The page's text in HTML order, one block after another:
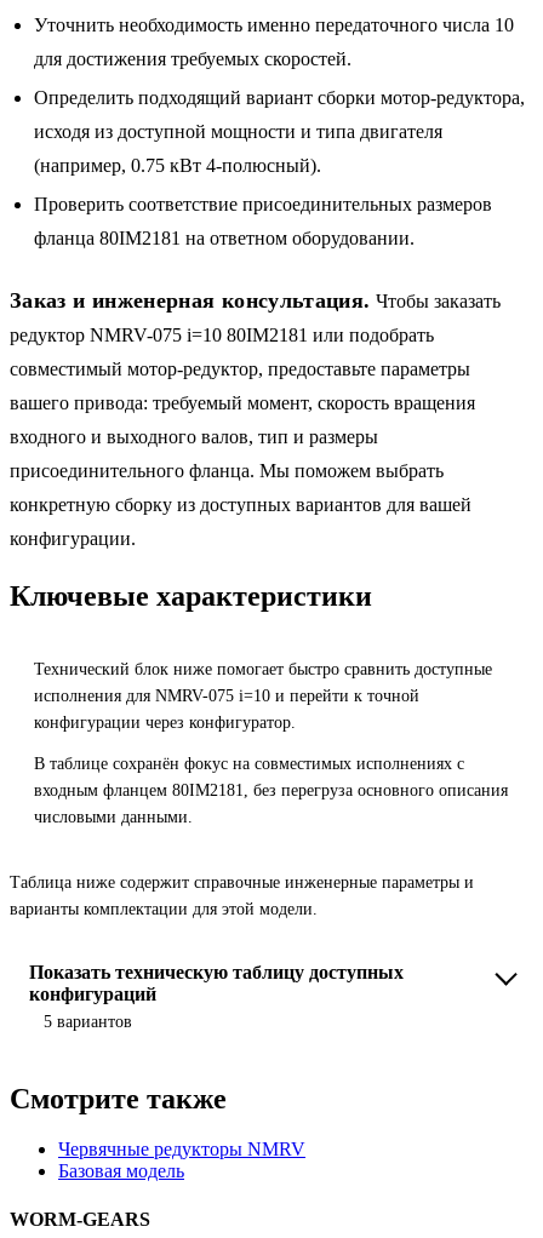
Уточнить необходимость именно передаточного числа 10
для достижения требуемых скоростей.
Определить подходящий вариант сборки мотор-редуктора,
исходя из доступной мощности и типа двигателя
(например, 0.75 кВт 4-полюсный).
Проверить соответствие присоединительных размеров
фланца 80IM2181 на ответном оборудовании.
Заказ и инженерная консультация. Чтобы заказать
редуктор NMRV-075 i=10 80IM2181 или подобрать
совместимый мотор-редуктор, предоставьте параметры
вашего привода: требуемый момент, скорость вращения
входного и выходного валов, тип и размеры
присоединительного фланца. Мы поможем выбрать
конкретную сборку из доступных вариантов для вашей
конфигурации.
Ключевые характеристики
Технический блок ниже помогает быстро сравнить доступные
исполнения для NMRV-075 i=10 и перейти к точной
конфигурации через конфигуратор.
В таблице сохранён фокус на совместимых исполнениях с
входным фланцем 80IM2181, без перегруза основного описания
числовыми данными.
Таблица ниже содержит справочные инженерные параметры и
варианты комплектации для этой модели.
Показать техническую таблицу доступных
конфигураций
5 вариантов
Смотрите также
Червячные редукторы NMRV
Базовая модель
WORM-GEARS